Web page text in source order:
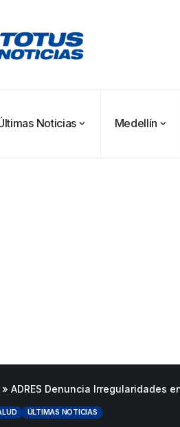
Noticias Medellín
» ADRES Denuncia Irregularidades
ÚLTIMAS NOTICIAS